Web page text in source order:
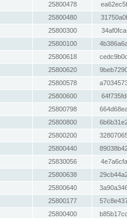
25800478
25800480
25800300
25800100
25800618
25800620
25800578
25800600
25800798
25800800
25800200
25800440
25830056
25800638
25800640
25800177
25800400